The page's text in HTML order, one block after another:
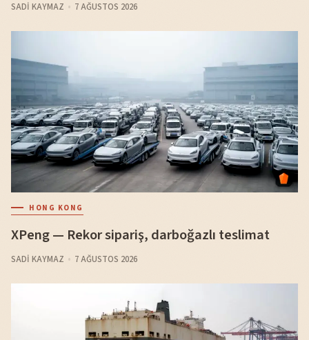
SADI KAYMAZ 7 AĞUSTOS 2026
HONG KONG
XPeng — Rekor sipariş, darboğazlı teslimat
SADI KAYMAZ 7 AĞUSTOS 2026